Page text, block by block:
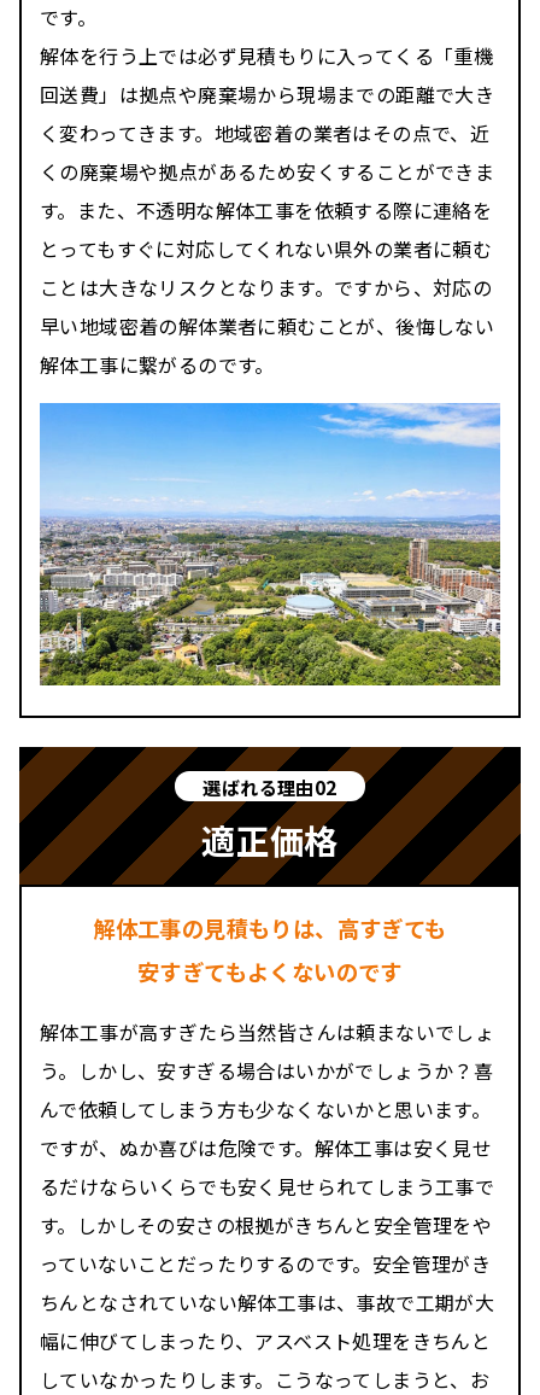
です。
解体を行う上では必ず見積もりに入ってくる「重機
回送費」は拠点や廃棄場から現場までの距離で大き
く変わってきます。地域密着の業者はその点で、近
くの廃棄場や拠点があるため安くすることができま
す。また、不透明な解体工事を依頼する際に連絡を
とってもすぐに対応してくれない県外の業者に頼む
ことは大きなリスクとなります。ですから、対応の
早い地域密着の解体業者に頼むことが、後悔しない
解体工事に繋がるのです。
選ばれる理由02
適正価格
解体工事の見積もりは、高すぎても
安すぎてもよくないのです
解体工事が高すぎたら当然皆さんは頼まないでしょ
う。しかし、安すぎる場合はいかがでしょうか？喜
んで依頼してしまう方も少なくないかと思います。
ですが、ぬか喜びは危険です。解体工事は安く見せ
るだけならいくらでも安く見せられてしまう工事で
す。しかしその安さの根拠がきちんと安全管理をや
っていないことだったりするのです。安全管理がき
ちんとなされていない解体工事は、事故で工期が大
幅に伸びてしまったり、アスベスト処理をきちんと
していなかったりします。こうなってしまうと、お